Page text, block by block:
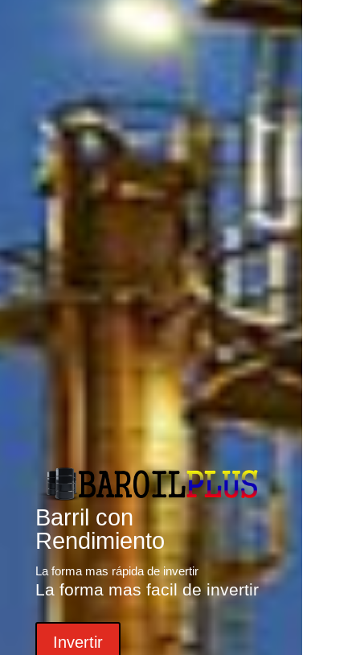
Barril con
Rendimiento
La forma mas rápida de invertir
La forma mas facil de invertir
Invertir